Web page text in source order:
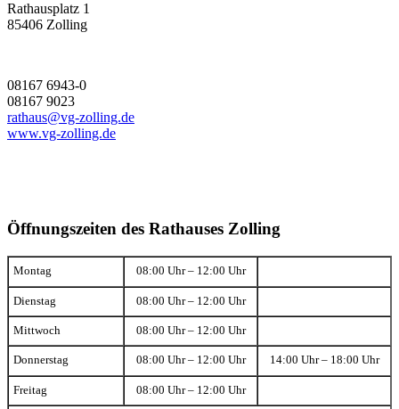
Rathausplatz 1
85406 Zolling
08167 6943-0
08167 9023
rathaus@vg-zolling.de
www.vg-zolling.de
Öffnungszeiten des Rathauses Zolling
Montag 08:00 Uhr – 12:00 Uhr
Dienstag 08:00 Uhr – 12:00 Uhr
Mittwoch 08:00 Uhr – 12:00 Uhr
Donnerstag 08:00 Uhr – 12:00 Uhr 14:00 Uhr – 18:00 Uhr
Freitag 08:00 Uhr – 12:00 Uhr